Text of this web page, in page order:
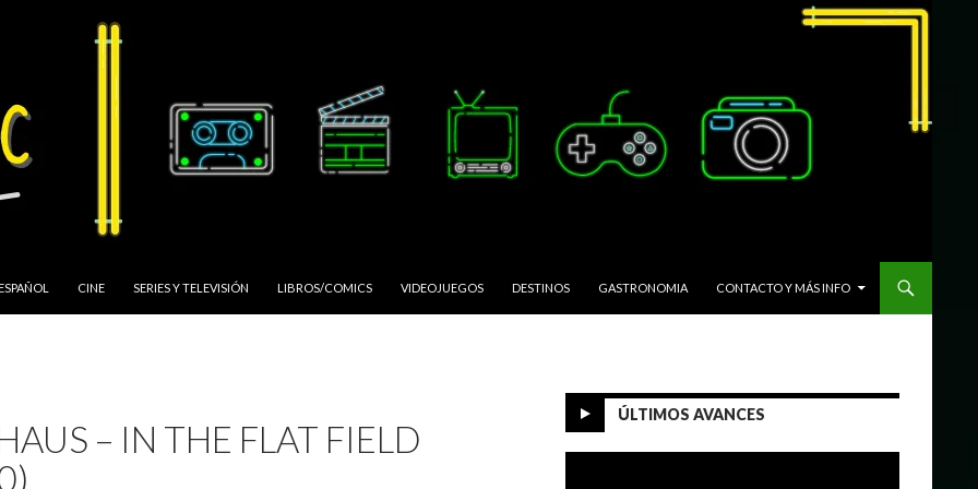
CINE SERIES Y TELEVISIÓN LIBROS/COMICS VIDEOJUEGOS DESTINOS GASTRONOMIA CONTACTO Y MÁS INFO
– IN THE FLAT FIELD
ÚLTIMOS AVANCES